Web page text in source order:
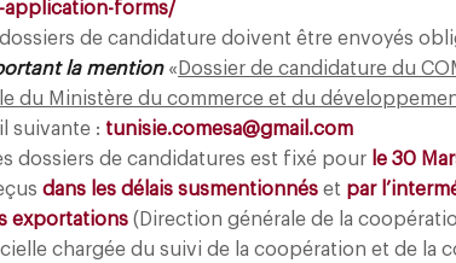
application-forms/
de candidature doivent être envoyés
la mention« Dossier de candidature du
du Ministère du commerce et du
suivante : tunisie.comesa@gmail.com
dossiers de candidatures est fixé pour le 30
dans les délais susmentionnés et par
exportations (Direction générale de la
chargée du suivi de la coopération et de la